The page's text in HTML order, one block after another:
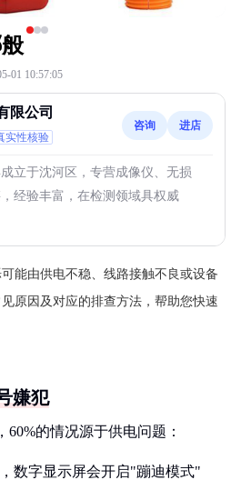
01 10:57:05
限公司
实性核验
咨询 进店
立于沈河区，专营成像仪、无损
经验丰富，在检测领域具权威
能由供电不稳、线路接触不良或设备
原因及对应的排查方法，帮助您快速
嫌犯
的情况源于供电问题：
数字显示屏会开启"蹦迪模式"